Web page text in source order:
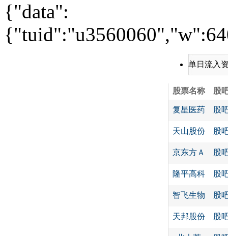
{"data":
单日流入
股票名称 股
复星医药 股
天山股份 股
京东方Ａ 股
隆平高科 股
智飞生物 股
天邦股份 股